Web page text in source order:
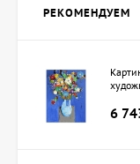
РЕКОМЕНДУЕМ
6